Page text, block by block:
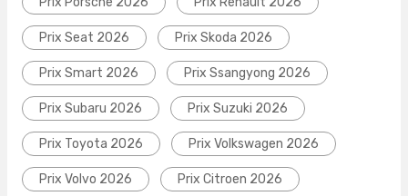
Prix Seat 2026 Prix Skoda 2026
Prix Smart 2026 Prix Ssangyong 2026
Prix Subaru 2026 Prix Suzuki 2026
Prix Toyota 2026 Prix Volkswagen 2026
Prix Volvo 2026 Prix Citroen 2026